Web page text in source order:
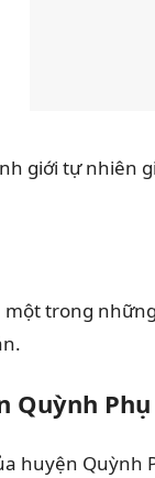
giới tự nhiên
một trong
Quỳnh Phụ
huyện